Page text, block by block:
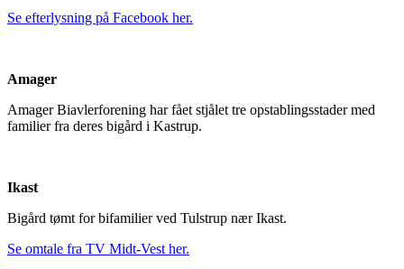
Se efterlysning på Facebook her.
Amager
Amager Biavlerforening har fået stjålet tre opstablingsstader med
familier fra deres bigård i Kastrup.
Ikast
Bigård tømt for bifamilier ved Tulstrup nær Ikast.
Se omtale fra TV Midt-Vest her.